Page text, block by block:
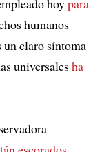
hoypara
humanos –
un claro síntoma
universalesha